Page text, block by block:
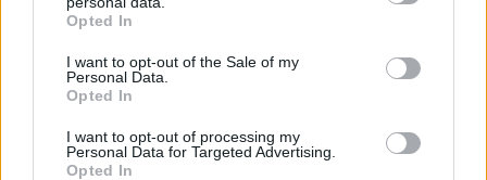
grant or deny consent to Google and its third-party tags to
use your data for below specified purposes in below Google
consent section.
Opted In
I want to opt-out of the Sale of my
Personal Data.
Opted In
I want to opt-out of processing my
Personal Data for Targeted Advertising.
Opted In